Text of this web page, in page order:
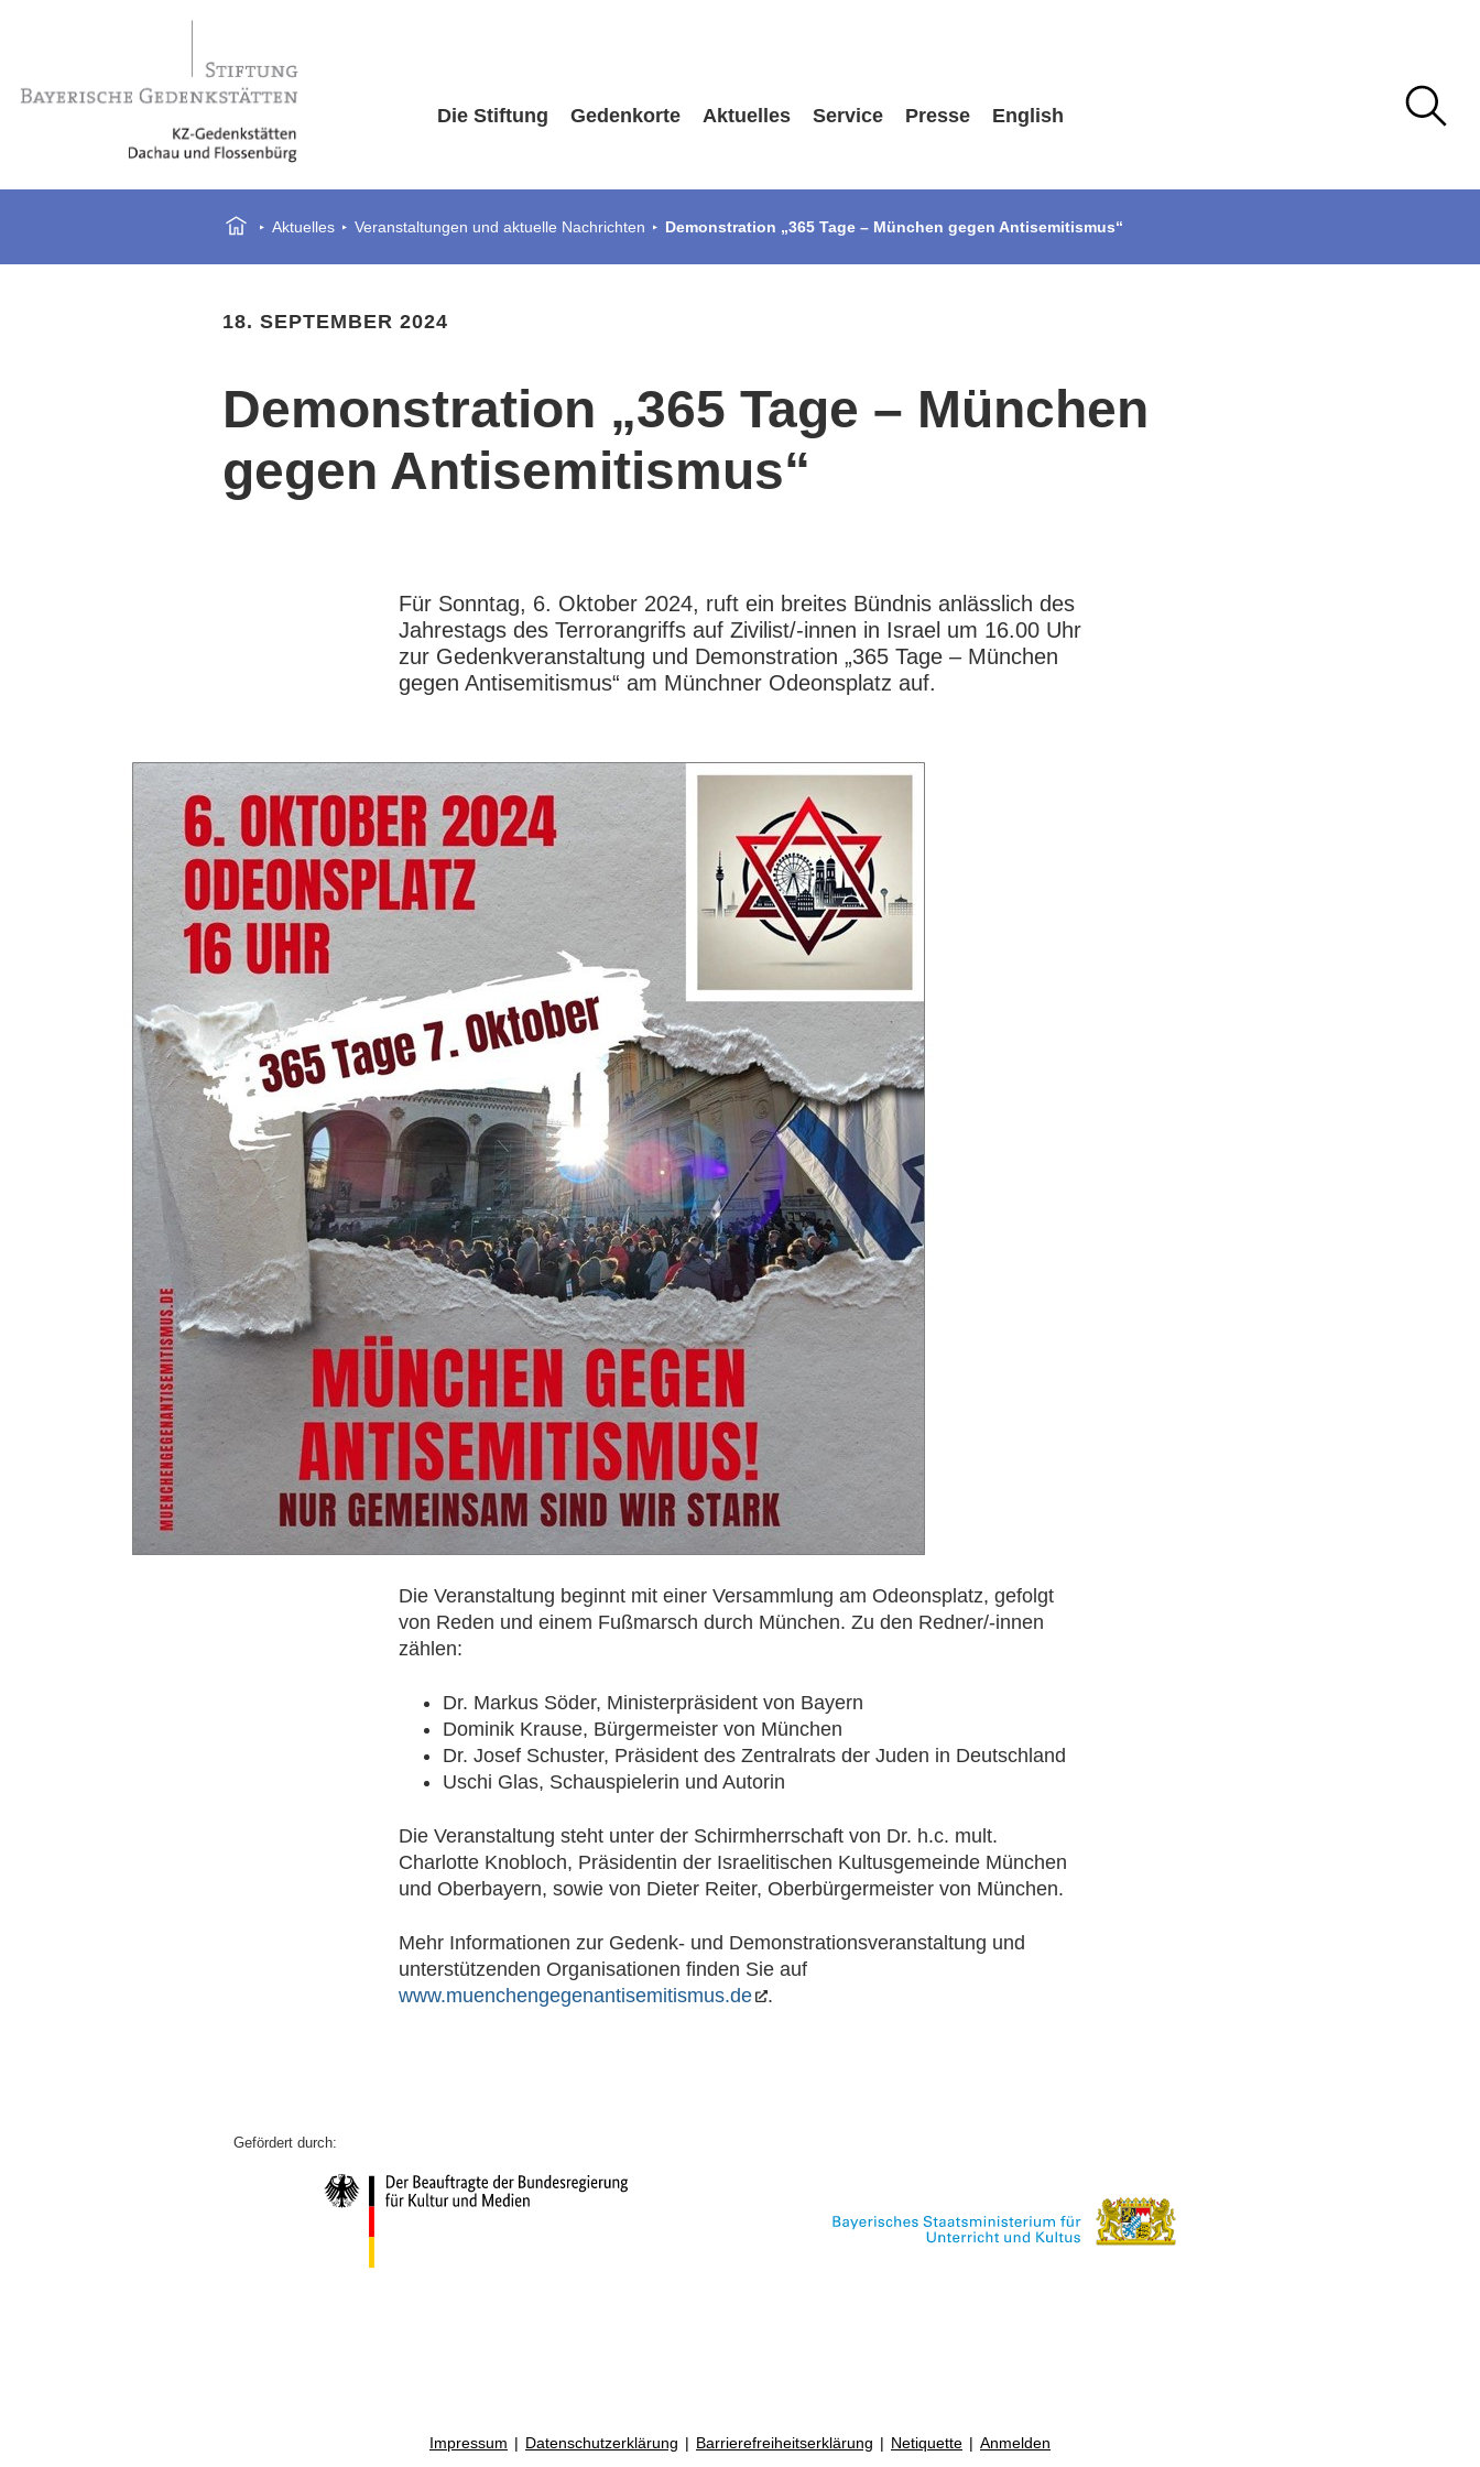
Die Stiftung Gedenkorte Aktuelles Service Presse English
Aktuelles Veranstaltungen und aktuelle Nachrichten Demonstration „365 Tage – München gegen Antisemitismus“
18. SEPTEMBER 2024
Demonstration „365 Tage – München
gegen Antisemitismus“
Für Sonntag, 6. Oktober 2024, ruft ein breites Bündnis anlässlich des
Jahrestags des Terrorangriffs auf Zivilist/-innen in Israel um 16.00 Uhr
zur Gedenkveranstaltung und Demonstration „365 Tage – München
gegen Antisemitismus“ am Münchner Odeonsplatz auf.
Die Veranstaltung beginnt mit einer Versammlung am Odeonsplatz, gefolgt
von Reden und einem Fußmarsch durch München. Zu den Redner/-innen
zählen:
Dr. Markus Söder, Ministerpräsident von Bayern
Dominik Krause, Bürgermeister von München
Dr. Josef Schuster, Präsident des Zentralrats der Juden in Deutschland
Uschi Glas, Schauspielerin und Autorin
Die Veranstaltung steht unter der Schirmherrschaft von Dr. h.c. mult.
Charlotte Knobloch, Präsidentin der Israelitischen Kultusgemeinde München
und Oberbayern, sowie von Dieter Reiter, Oberbürgermeister von München.
Mehr Informationen zur Gedenk- und Demonstrationsveranstaltung und
unterstützenden Organisationen finden Sie auf
www.muenchengegenantisemitismus.de
.
Impressum Datenschutzerklärung Barrierefreiheitserklärung Netiquette Anmelden